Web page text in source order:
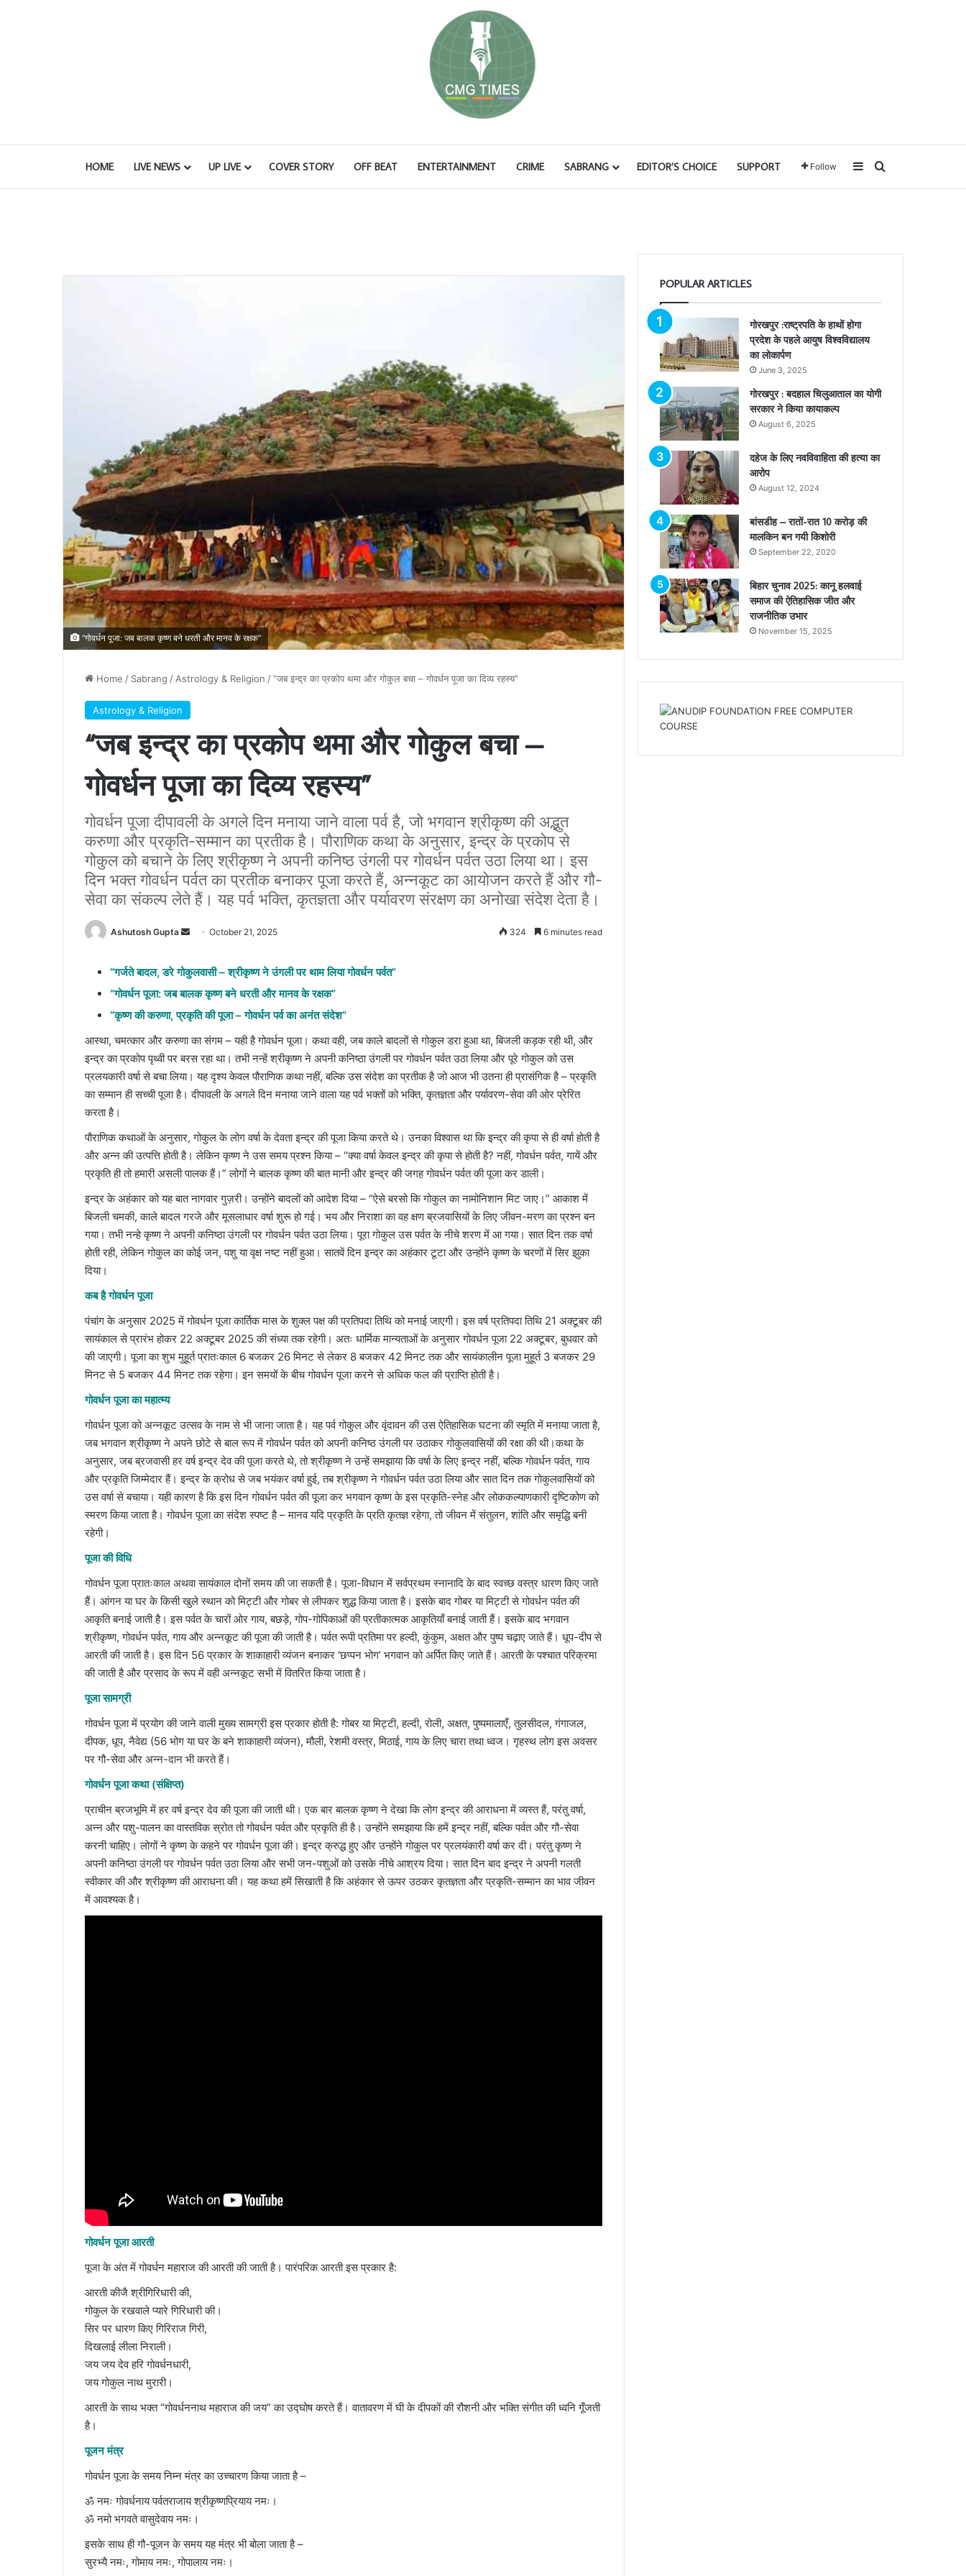
HOME LIVE NEWS UP LIVE COVER STORY OFF BEAT ENTERTAINMENT CRIME SABRANG EDITOR’S CHOICE SUPPORT Follow SidebarSearch for
“गोवर्धन पूजा: जब बालक कृष्ण बने धरती और मानव के रक्षक”
Home / Sabrang /Astrology & Religion /“जब इन्द्र का प्रकोप थमा और गोकुल बचा – गोवर्धन पूजा का दिव्य रहस्य”
Astrology & Religion
“जब इन्द्र का प्रकोप थमा और गोकुल बचा –
गोवर्धन पूजा का दिव्य रहस्य”
गोवर्धन पूजा दीपावली के अगले दिन मनाया जाने वाला पर्व है, जो भगवान श्रीकृष्ण की अद्भुत
करुणा और प्रकृति-सम्मान का प्रतीक है। पौराणिक कथा के अनुसार, इन्द्र के प्रकोप से
गोकुल को बचाने के लिए श्रीकृष्ण ने अपनी कनिष्ठ उंगली पर गोवर्धन पर्वत उठा लिया था। इस
दिन भक्त गोवर्धन पर्वत का प्रतीक बनाकर पूजा करते हैं, अन्नकूट का आयोजन करते हैं और गौ-
सेवा का संकल्प लेते हैं। यह पर्व भक्ति, कृतज्ञता और पर्यावरण संरक्षण का अनोखा संदेश देता है।
Ashutosh Gupta
SendOctober 21, 2025 324 6 minutes read
“गर्जते बादल, डरे गोकुलवासी – श्रीकृष्ण ने उंगली पर थाम लिया गोवर्धन पर्वत”
“गोवर्धन पूजा: जब बालक कृष्ण बने धरती और मानव के रक्षक”
“कृष्ण की करुणा, प्रकृति की पूजा – गोवर्धन पर्व का अनंत संदेश”
आस्था, चमत्कार और करुणा का संगम – यही है गोवर्धन पूजा। कथा वही, जब काले बादलों से गोकुल डरा हुआ था, बिजली कड़क रही थी, और
इन्द्र का प्रकोप पृथ्वी पर बरस रहा था। तभी नन्हें श्रीकृष्ण ने अपनी कनिष्ठा उंगली पर गोवर्धन पर्वत उठा लिया और पूरे गोकुल को उस
प्रलयकारी वर्षा से बचा लिया। यह दृश्य केवल पौराणिक कथा नहीं, बल्कि उस संदेश का प्रतीक है जो आज भी उतना ही प्रासंगिक है – प्रकृति
का सम्मान ही सच्ची पूजा है। दीपावली के अगले दिन मनाया जाने वाला यह पर्व भक्तों को भक्ति, कृतज्ञता और पर्यावरण-सेवा की ओर प्रेरित
करता है।
पौराणिक कथाओं के अनुसार, गोकुल के लोग वर्षा के देवता इन्द्र की पूजा किया करते थे। उनका विश्वास था कि इन्द्र की कृपा से ही वर्षा होती है
और अन्न की उत्पत्ति होती है। लेकिन कृष्ण ने उस समय प्रश्न किया – “क्या वर्षा केवल इन्द्र की कृपा से होती है? नहीं, गोवर्धन पर्वत, गायें और
प्रकृति ही तो हमारी असली पालक हैं।” लोगों ने बालक कृष्ण की बात मानी और इन्द्र की जगह गोवर्धन पर्वत की पूजा कर डाली।
इन्द्र के अहंकार को यह बात नागवार गुज़री। उन्होंने बादलों को आदेश दिया – “ऐसे बरसो कि गोकुल का नामोनिशान मिट जाए।” आकाश में
बिजली चमकी, काले बादल गरजे और मूसलाधार वर्षा शुरू हो गई। भय और निराशा का वह क्षण ब्रजवासियों के लिए जीवन-मरण का प्रश्न बन
गया। तभी नन्हे कृष्ण ने अपनी कनिष्ठा उंगली पर गोवर्धन पर्वत उठा लिया। पूरा गोकुल उस पर्वत के नीचे शरण में आ गया। सात दिन तक वर्षा
होती रही, लेकिन गोकुल का कोई जन, पशु या वृक्ष नष्ट नहीं हुआ। सातवें दिन इन्द्र का अहंकार टूटा और उन्होंने कृष्ण के चरणों में सिर झुका
दिया।
कब है गोवर्धन पूजा
पंचांग के अनुसार 2025 में गोवर्धन पूजा कार्तिक मास के शुक्ल पक्ष की प्रतिपदा तिथि को मनाई जाएगी। इस वर्ष प्रतिपदा तिथि 21 अक्टूबर की
सायंकाल से प्रारंभ होकर 22 अक्टूबर 2025 की संध्या तक रहेगी। अतः धार्मिक मान्यताओं के अनुसार गोवर्धन पूजा 22 अक्टूबर, बुधवार को
की जाएगी। पूजा का शुभ मुहूर्त प्रातःकाल 6 बजकर 26 मिनट से लेकर 8 बजकर 42 मिनट तक और सायंकालीन पूजा मुहूर्त 3 बजकर 29
मिनट से 5 बजकर 44 मिनट तक रहेगा। इन समयों के बीच गोवर्धन पूजा करने से अधिक फल की प्राप्ति होती है।
गोवर्धन पूजा का महात्म्य
गोवर्धन पूजा को अन्नकूट उत्सव के नाम से भी जाना जाता है। यह पर्व गोकुल और वृंदावन की उस ऐतिहासिक घटना की स्मृति में मनाया जाता है,
जब भगवान श्रीकृष्ण ने अपने छोटे से बाल रूप में गोवर्धन पर्वत को अपनी कनिष्ठ उंगली पर उठाकर गोकुलवासियों की रक्षा की थी।कथा के
अनुसार, जब ब्रजवासी हर वर्ष इन्द्र देव की पूजा करते थे, तो श्रीकृष्ण ने उन्हें समझाया कि वर्षा के लिए इन्द्र नहीं, बल्कि गोवर्धन पर्वत, गाय
और प्रकृति जिम्मेदार हैं। इन्द्र के क्रोध से जब भयंकर वर्षा हुई, तब श्रीकृष्ण ने गोवर्धन पर्वत उठा लिया और सात दिन तक गोकुलवासियों को
उस वर्षा से बचाया। यही कारण है कि इस दिन गोवर्धन पर्वत की पूजा कर भगवान कृष्ण के इस प्रकृति-स्नेह और लोककल्याणकारी दृष्टिकोण को
स्मरण किया जाता है। गोवर्धन पूजा का संदेश स्पष्ट है – मानव यदि प्रकृति के प्रति कृतज्ञ रहेगा, तो जीवन में संतुलन, शांति और समृद्धि बनी
रहेगी।
पूजा की विधि
गोवर्धन पूजा प्रातःकाल अथवा सायंकाल दोनों समय की जा सकती है। पूजा-विधान में सर्वप्रथम स्नानादि के बाद स्वच्छ वस्त्र धारण किए जाते
हैं। आंगन या घर के किसी खुले स्थान को मिट्टी और गोबर से लीपकर शुद्ध किया जाता है। इसके बाद गोबर या मिट्टी से गोवर्धन पर्वत की
आकृति बनाई जाती है। इस पर्वत के चारों ओर गाय, बछड़े, गोप-गोपिकाओं की प्रतीकात्मक आकृतियाँ बनाई जाती हैं। इसके बाद भगवान
श्रीकृष्ण, गोवर्धन पर्वत, गाय और अन्नकूट की पूजा की जाती है। पर्वत रूपी प्रतिमा पर हल्दी, कुंकुम, अक्षत और पुष्प चढ़ाए जाते हैं। धूप-दीप से
आरती की जाती है। इस दिन 56 प्रकार के शाकाहारी व्यंजन बनाकर ‘छप्पन भोग’ भगवान को अर्पित किए जाते हैं। आरती के पश्चात परिक्रमा
की जाती है और प्रसाद के रूप में वही अन्नकूट सभी में वितरित किया जाता है।
पूजा सामग्री
गोवर्धन पूजा में प्रयोग की जाने वाली मुख्य सामग्री इस प्रकार होती है: गोबर या मिट्टी, हल्दी, रोली, अक्षत, पुष्पमालाएँ, तुलसीदल, गंगाजल,
दीपक, धूप, नैवेद्य (56 भोग या घर के बने शाकाहारी व्यंजन), मौली, रेशमी वस्त्र, मिठाई, गाय के लिए चारा तथा ध्वज। गृहस्थ लोग इस अवसर
पर गौ-सेवा और अन्न-दान भी करते हैं।
गोवर्धन पूजा कथा (संक्षिप्त)
प्राचीन ब्रजभूमि में हर वर्ष इन्द्र देव की पूजा की जाती थी। एक बार बालक कृष्ण ने देखा कि लोग इन्द्र की आराधना में व्यस्त हैं, परंतु वर्षा,
अन्न और पशु-पालन का वास्तविक स्रोत तो गोवर्धन पर्वत और प्रकृति ही है। उन्होंने समझाया कि हमें इन्द्र नहीं, बल्कि पर्वत और गौ-सेवा
करनी चाहिए। लोगों ने कृष्ण के कहने पर गोवर्धन पूजा की। इन्द्र क्रुद्ध हुए और उन्होंने गोकुल पर प्रलयंकारी वर्षा कर दी। परंतु कृष्ण ने
अपनी कनिष्ठा उंगली पर गोवर्धन पर्वत उठा लिया और सभी जन-पशुओं को उसके नीचे आश्रय दिया। सात दिन बाद इन्द्र ने अपनी गलती
स्वीकार की और श्रीकृष्ण की आराधना की। यह कथा हमें सिखाती है कि अहंकार से ऊपर उठकर कृतज्ञता और प्रकृति-सम्मान का भाव जीवन
में आवश्यक है।
गोवर्धन पूजा आरती
पूजा के अंत में गोवर्धन महाराज की आरती की जाती है। पारंपरिक आरती इस प्रकार है:
आरती कीजै श्रीगिरिधारी की,
गोकुल के रखवाले प्यारे गिरिधारी की।
सिर पर धारण किए गिरिराज गिरी,
दिखलाई लीला निराली।
जय जय देव हरि गोवर्धनधारी,
जय गोकुल नाथ मुरारी।
आरती के साथ भक्त “गोवर्धननाथ महाराज की जय” का उद्घोष करते हैं। वातावरण में घी के दीपकों की रौशनी और भक्ति संगीत की ध्वनि गूँजती
है।
पूजन मंत्र
गोवर्धन पूजा के समय निम्न मंत्र का उच्चारण किया जाता है –
ॐ नमः गोवर्धनाय पर्वतराजाय श्रीकृष्णप्रियाय नमः।
ॐ नमो भगवते वासुदेवाय नमः।
इसके साथ ही गौ-पूजन के समय यह मंत्र भी बोला जाता है –
सुरभ्यै नमः, गोमाय नमः, गोपालाय नमः।
POPULAR ARTICLES
गोरखपुर :राष्ट्रपति के हाथों होगा
प्रदेश के पहले आयुष विश्वविद्यालय
का लोकार्पण
June 3, 2025
गोरखपुर : बदहाल चिलुआताल का योगी
सरकार ने किया कायाकल्प
August 6, 2025
दहेज के लिए नवविवाहिता की हत्या का
आरोप
August 12, 2024
बांसडीह – रातों-रात 10 करोड़ की
मालकिन बन गयी किशोरी
September 22, 2020
बिहार चुनाव 2025: कानू हलवाई
समाज की ऐतिहासिक जीत और
राजनीतिक उभार
November 15, 2025